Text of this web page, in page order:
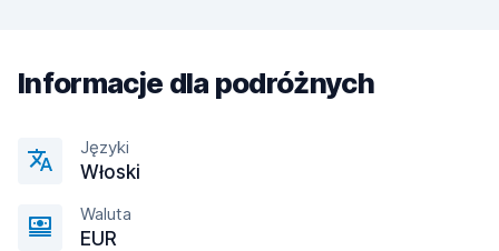
Informacje dla podróżnych
Języki
Włoski
Waluta
EUR